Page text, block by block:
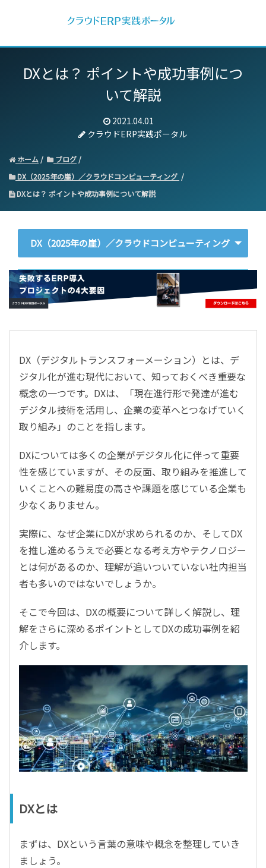
DXとは？ ポイントや成功事例につ
いて解説
2021.04.01
クラウドERP実践ポータル
ホーム
ブログ
DX（2025年の崖）／クラウドコンピューティング
DXとは？ ポイントや成功事例について解説
DX（2025年の崖）／クラウドコンピューティング
ERP
会計
CRM／営業支援／Eコマース
DX（2025年の崖）／クラウドコンピューティング
データ分析／BI
ガバナンス／リスク管理
BPR／業務改善
DX（デジタルトランスフォーメーション）とは、デ
ジタル化が進む現代において、知っておくべき重要な
概念の一つです。DXは、「現在進行形で発達が進む
デジタル技術を活用し、企業の変革へとつなげていく
取り組み」のことを指します。
DXについては多くの企業がデジタル化に伴って重要
性を感じていますが、その反面、取り組みを推進して
いくことへの難易度の高さや課題を感じている企業も
少なくありません。
実際に、なぜ企業にDXが求められるのか、そしてDX
を推し進めるうえで必要となる考え方やテクノロジー
とは何があるのか、理解が追いついていない社内担当
者も多いのではないでしょうか。
そこで今回は、DXの概要について詳しく解説し、理
解をさらに深めるポイントとしてDXの成功事例を紹
介します。
DXとは
まずは、DXという言葉の意味や概念を整理していき
ましょう。